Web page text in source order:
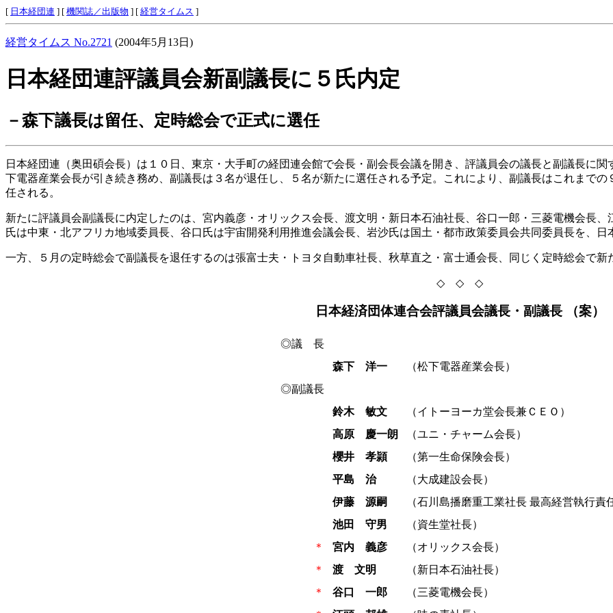
[ 日本経団連 ] [ 機関誌／出版物 ] [ 経営タイムス ]
経営タイムス No.2721 (2004年5月13日)
日本経団連評議員会新副議長に５氏内定
－森下議長は留任、定時総会で正式に選任
日本経団連（奥田碩会長）は１０日、東京・大手町の経団連会館で会長・副会長会議を開き、評議員会の議長と副議長に
下電器産業会長が引き続き務め、副議長は３名が退任し、５名が新たに選任される予定。これにより、副議長はこれまで
任される。
新たに評議員会副議長に内定したのは、宮内義彦・オリックス会長、渡文明・新日本石油社長、谷口一郎・三菱電機会長
氏は中東・北アフリカ地域委員長、谷口氏は宇宙開発利用推進会議会長、岩沙氏は国土・都市政策委員会共同委員長を、日
一方、５月の定時総会で副議長を退任するのは張富士夫・トヨタ自動車社長、秋草直之・富士通会長、同じく定時総会で
◇ ◇ ◇
日本経済団体連合会評議員会議長・副議長 （案）
◎議 長
森下 洋一
（松下電器産業会長）
◎副議長
鈴木 敏文
（イトーヨーカ堂会長兼ＣＥＯ）
高原 慶一朗
（ユニ・チャーム会長）
櫻井 孝頴
（第一生命保険会長）
平島 治
（大成建設会長）
伊藤 源嗣
（石川島播磨重工業社長 最高経営執行責
池田 守男
（資生堂社長）
＊
宮内 義彦
（オリックス会長）
＊
渡 文明
（新日本石油社長）
＊
谷口 一郎
（三菱電機会長）